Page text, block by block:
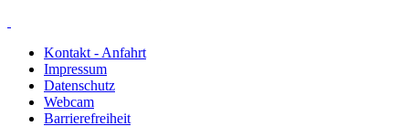
Kontakt - Anfahrt
Impressum
Datenschutz
Webcam
Barrierefreiheit